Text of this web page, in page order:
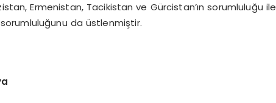
Ermenistan, Tacikistan ve Gürcistan’ın sorumluluğu ile
sorumluluğunu da üstlenmiştir.